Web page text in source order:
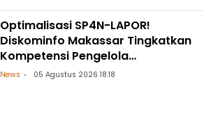
Optimalisasi SP4N-LAPOR!
Diskominfo Makassar Tingkatkan
Kompetensi Pengelola
Pengaduan OPD
News 05 Agustus 2026 18:18